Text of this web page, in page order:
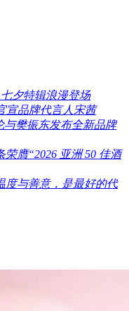
夕特辑浪漫登场
宣品牌代言人宋茜
与樊振东发布全新品牌
膺“2026 亚洲 50 佳酒
度与善意，是最好的代